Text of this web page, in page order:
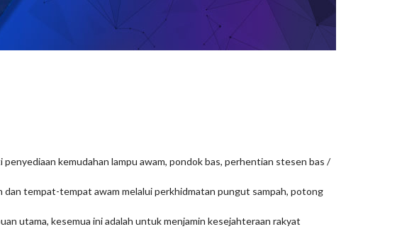
kemudahan lampu awam, pondok bas, perhentian stesen bas /
dan tempat-tempat awam melalui perkhidmatan pungut sampah, potong
utama, kesemua ini adalah untuk menjamin kesejahteraan rakyat